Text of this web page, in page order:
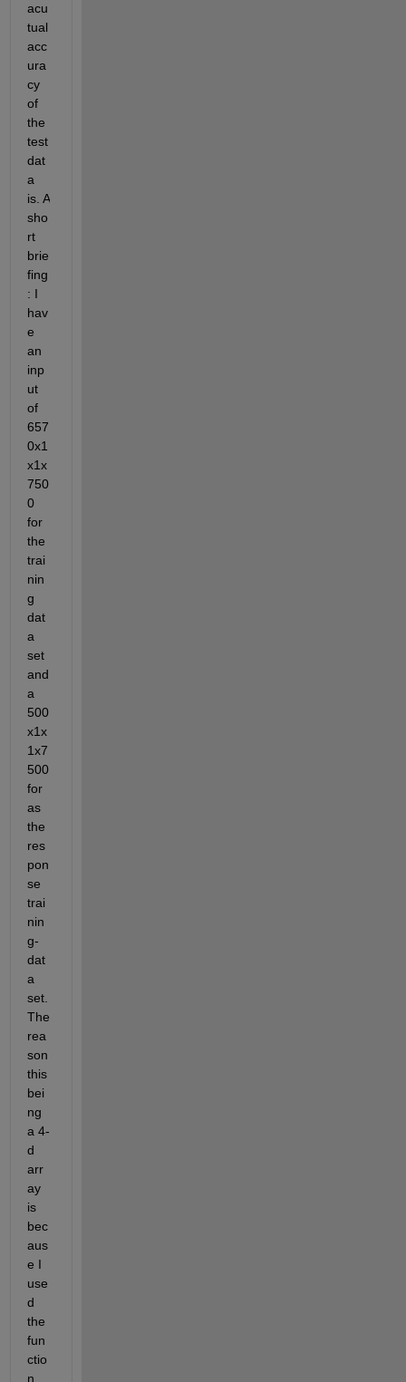
acu
tual
acc
ura
cy
of
the
test
dat
a
is. A
sho
rt
brie
fing
: I
hav
e
an
inp
ut
of
657
0x1
x1x
750
0
for
the
trai
nin
g
dat
a
set
and
a
500
x1x
1x7
500
for
as
the
res
pon
se
trai
nin
g-
dat
a
set.
The
rea
son
this
bei
ng
a 4-
d
arr
ay
is
bec
aus
e I
use
d
the
fun
ctio